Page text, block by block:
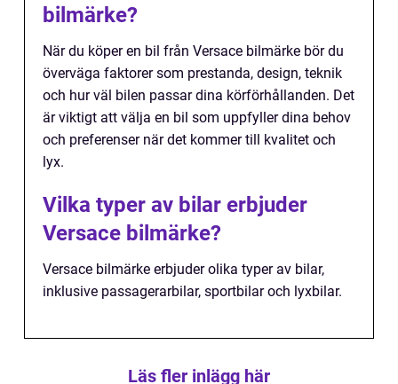
bilmärke?
När du köper en bil från Versace bilmärke bör du
överväga faktorer som prestanda, design, teknik
och hur väl bilen passar dina körförhållanden. Det
är viktigt att välja en bil som uppfyller dina behov
och preferenser när det kommer till kvalitet och
lyx.
Vilka typer av bilar erbjuder
Versace bilmärke?
Versace bilmärke erbjuder olika typer av bilar,
inklusive passagerarbilar, sportbilar och lyxbilar.
Läs fler inlägg här